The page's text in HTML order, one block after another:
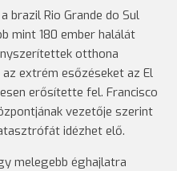
brazil Rio Grande do Sul
mint 180 ember halálát
otthona
extrém esőzéseket az El
erősítette fel. Francisco
vezetője szerint
idézhet elő.
melegebb éghajlatra